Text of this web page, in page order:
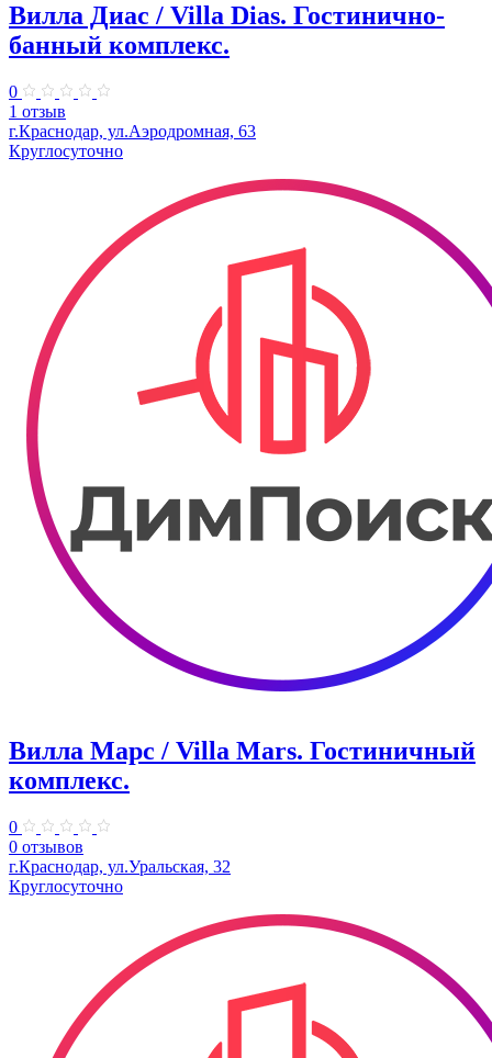
Вилла Диас / Villa Dias. Гостинично-
банный комплекс.
0
1 отзыв
г.Краснодар, ул.Аэродромная, 63
Круглосуточно
Вилла Марс / Villa Mars. Гостиничный
комплекс.
0
0 отзывов
г.Краснодар, ул.Уральская, 32
Круглосуточно